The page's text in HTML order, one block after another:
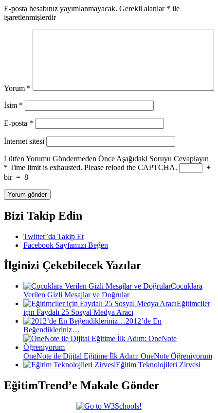
E-posta hesabınız yayımlanmayacak. Gerekli alanlar * ile
işaretlenmişlerdir
Yorum *
İsim *
E-posta *
İnternet sitesi
Lütfen Yorumu Göndermeden Önce Aşağıdaki Soruyu Cevaplayın
* Time limit is exhausted. Please reload the CAPTCHA.
+
bir = 8
Bizi Takip Edin
Twitter’da Takip Et
Facebook Sayfamızı Beğen
İlginizi Çekebilecek Yazılar
Çocuklara
Verilen Gizli Mesajlar ve Doğrular
Eğitimciler
için Faydalı 25 Sosyal Medya Aracı
2012’de En
Beğendikleriniz…
OneNote ile Dijital Eğitime İlk Adım: OneNote Öğreniyorum
Eğitim Teknolojileri Zirvesi
EğitimTrend’e Makale Gönder